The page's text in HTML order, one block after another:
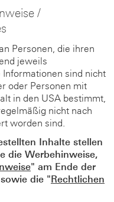
/
Personen, die ihren
jeweils
sind nicht
oder Personen mit
in den USA bestimmt,
nicht nach
worden sind.
Inhalte stellen
die Werbehinweise,
" am Ende der
die "Rechtlichen